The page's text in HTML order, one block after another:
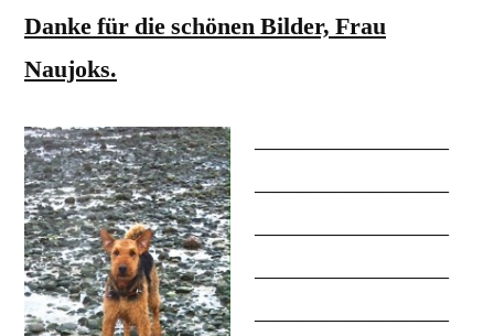
Danke für die schönen Bilder, Frau
Naujoks.
————————
————————
————————
————————
————————